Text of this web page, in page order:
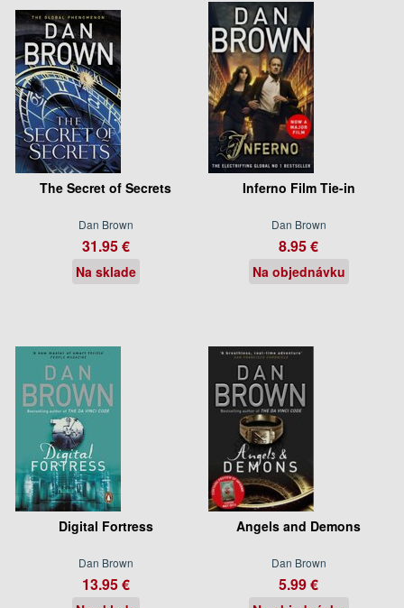
The Secret of Secrets
Dan Brown
31.95 €
Na sklade
Inferno Film Tie-in
Dan Brown
8.95 €
Na objednávku
Digital Fortress
Dan Brown
13.95 €
Angels and Demons
Dan Brown
5.99 €